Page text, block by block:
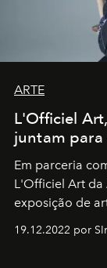
ARTE
L'Officiel
juntam para
Em parceria
L'Officiel Art da
exposição de
19.12.2022 por